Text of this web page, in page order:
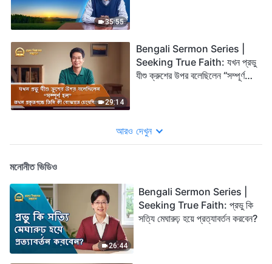
35:55
29:14
Bengali Sermon Series |
Seeking True Faith: যখন প্রভু
যীশু ক্রুশের উপর বলেছিলেন “সম্পূর্ণ
আরও দেখুন
মনোনীত ভিডিও
26:44
Bengali Sermon Series |
Seeking True Faith: প্রভু কি
সত্যি মেঘারুঢ় হয়ে প্রত্যাবর্তন করবেন?